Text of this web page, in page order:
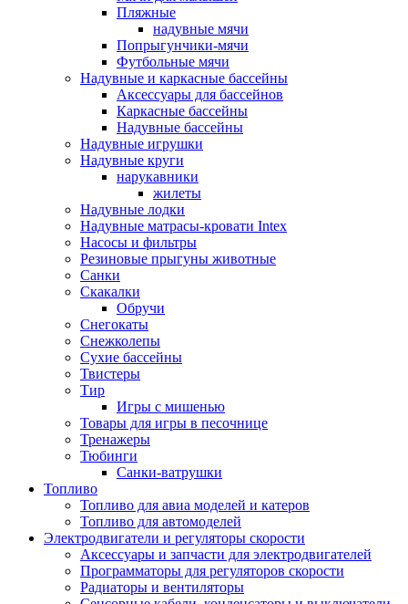
Пляжные
надувные мячи
Попрыгунчики-мячи
Футбольные мячи
Надувные и каркасные бассейны
Аксессуары для бассейнов
Каркасные бассейны
Надувные бассейны
Надувные игрушки
Надувные круги
нарукавники
жилеты
Надувные лодки
Надувные матрасы-кровати Intex
Насосы и фильтры
Резиновые прыгуны животные
Санки
Скакалки
Обручи
Снегокаты
Снежколепы
Сухие бассейны
Твистеры
Тир
Игры с мишенью
Товары для игры в песочнице
Тренажеры
Тюбинги
Санки-ватрушки
Топливо
Топливо для авиа моделей и катеров
Топливо для автомоделей
Электродвигатели и регуляторы скорости
Аксессуары и запчасти для электродвигателей
Программаторы для регуляторов скорости
Радиаторы и вентиляторы